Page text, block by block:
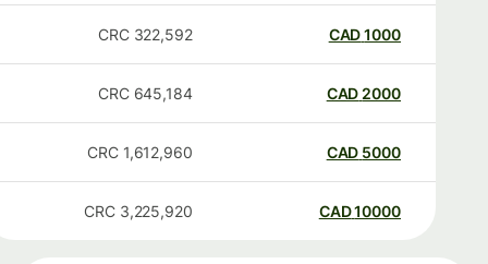
1000
CAD
322,592
CRC
2000
CAD
645,184
CRC
5000
CAD
1,612,960
CRC
10000
CAD
3,225,920
CRC